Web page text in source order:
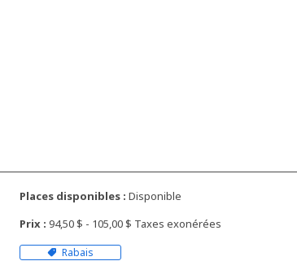
Places disponibles : Disponible
Prix : 94,50 $ - 105,00 $ Taxes exonérées
Rabais